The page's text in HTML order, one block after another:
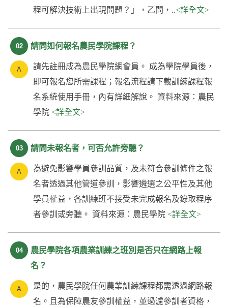
程可解決技術上出現問題？」，乙問，..<詳全文>
02 請問如何報名農民學院課程？
請先註冊成為農民學院網會員。 成為學院學員後，
即可報名您所需課程；報名流程請下載訓練課程報
名系統使用手冊，內有詳細解說。 資料來源：農民
學院 <詳全文>
03 請問未報名者，可否允許旁聽？
為避免影響學員參訓品質，及未符合參訓條件之報
名者透過其他管道參訓，影響遴選之公平性及其他
學員權益，各訓練班不接受未完成報名及錄取程序
者參訓或旁聽。 資料來源：農民學院 <詳全文>
04
農民學院各項農業訓練之班別是否只在網路上報
名？
是的，農民學院任何農業訓練課程都需透過網路報
名。且為保障農友參訓權益，並過濾參訓者資格，